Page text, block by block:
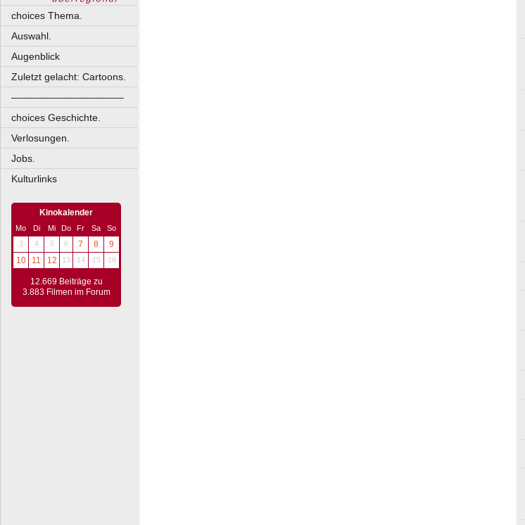
choices Thema.
Auswahl.
Augenblick
Zuletzt gelacht: Cartoons.
––––––––––––––––––––
choices Geschichte.
Verlosungen.
Jobs.
Kulturlinks
Kinokalender
Mo Di Mi Do Fr Sa
So
3
4 5 6 7 8
9
10
11 12 13 14 15 16
12.669 Beiträge zu
3.883 Filmen im Forum